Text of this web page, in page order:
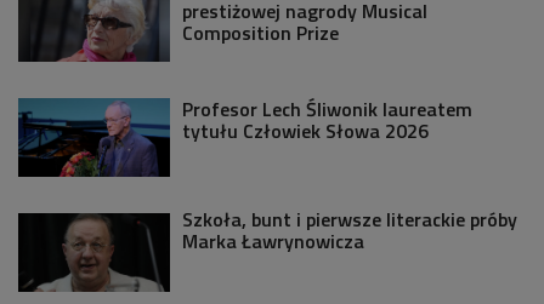
prestiżowej nagrody Musical
Composition Prize
Profesor Lech Śliwonik laureatem
tytułu Człowiek Słowa 2026
Szkoła, bunt i pierwsze literackie próby
Marka Ławrynowicza